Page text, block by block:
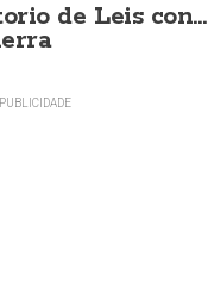
de Leis con...